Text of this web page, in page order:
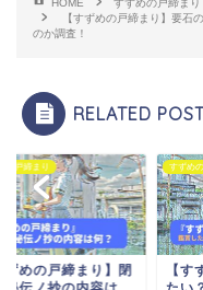
HOME
すずめの戸締まり
【すずめの戸締まり】要石
のか調査！
RELATED
の戸締まり
ずめの戸締まりは重
すずめ
【す